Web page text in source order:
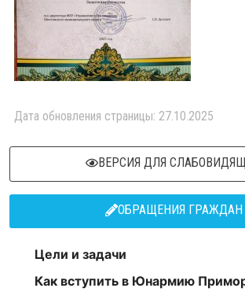
Дата обновления страницы: 27.10.2025
ВЕРСИЯ ДЛЯ
ОБРАЩЕНИЯ ГРАЖДАН
Цели и задачи
Как вступить в Юнармию